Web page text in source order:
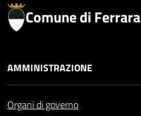
Comune di Ferrara
AMMINISTRAZIONE
Organi di governo